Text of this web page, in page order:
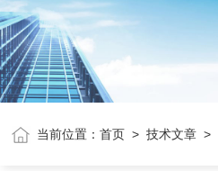
当前位置：首页 >技术文章 >